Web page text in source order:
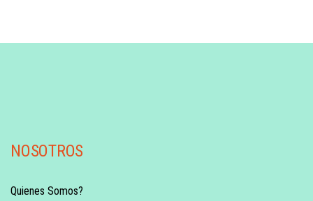
NOSOTROS
Quienes Somos?